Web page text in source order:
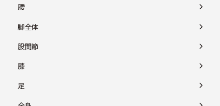
腰
脚全体
股関節
膝
足